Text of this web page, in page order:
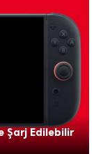
Şarj Edilebilir